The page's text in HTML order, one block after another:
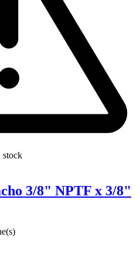
stock
3/8" NPTF x 3/8"